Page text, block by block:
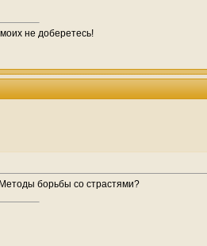
не доберетесь!
борьбы со страстями?